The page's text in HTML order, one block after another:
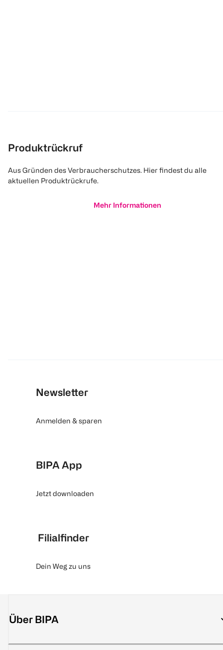
Produktrückruf
Aus Gründen des Verbraucherschutzes. Hier findest du alle
aktuellen Produktrückrufe.
Mehr Informationen
Newsletter
Anmelden & sparen
BIPA App
Jetzt downloaden
Filialfinder
Dein Weg zu uns
Über BIPA